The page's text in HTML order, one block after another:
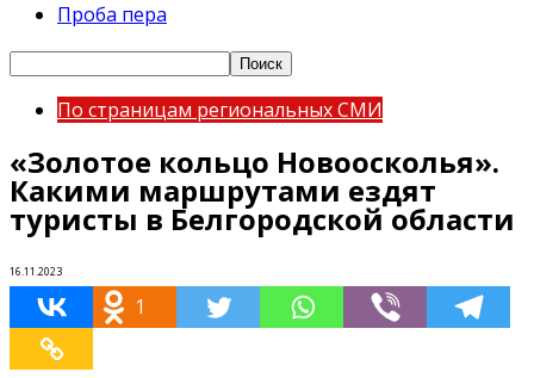
Проба пера
По страницам региональных СМИ
«Золотое кольцо Новоосколья».
Какими маршрутами ездят
туристы в Белгородской области
16.11.2023
1